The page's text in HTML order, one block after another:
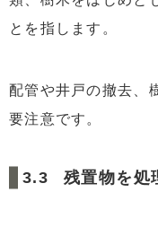
とを指します。
配管や井戸の撤去、
要注意です。
残置物を処